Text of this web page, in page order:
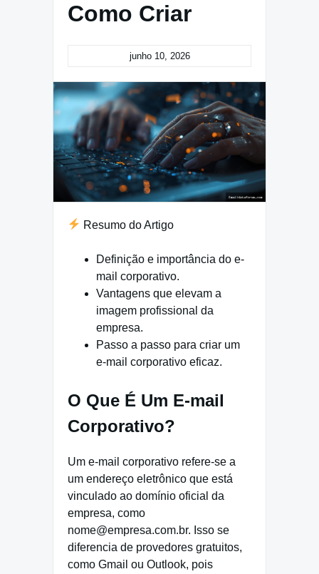
Como Criar
junho 10, 2026
Resumo do Artigo
Definição e importância do e-
mail corporativo.
Vantagens que elevam a
imagem profissional da
empresa.
Passo a passo para criar um
e-mail corporativo eficaz.
O Que É Um E-mail
Corporativo?
Um e-mail corporativo refere-se a
um endereço eletrônico que está
vinculado ao domínio oficial da
empresa, como
nome@empresa.com.br. Isso se
diferencia de provedores gratuitos,
como Gmail ou Outlook, pois